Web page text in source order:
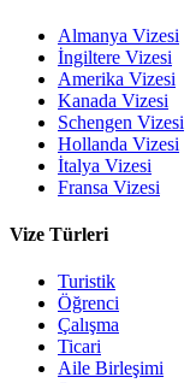
Almanya Vizesi
İngiltere Vizesi
Amerika Vizesi
Kanada Vizesi
Schengen Vizesi
Hollanda Vizesi
İtalya Vizesi
Fransa Vizesi
Vize Türleri
Turistik
Öğrenci
Çalışma
Ticari
Aile Birleşimi